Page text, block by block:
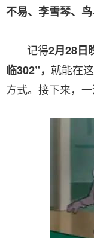
不易、李雪琴、
记得2月28日
临302”， 就能在
方式。接下来，一